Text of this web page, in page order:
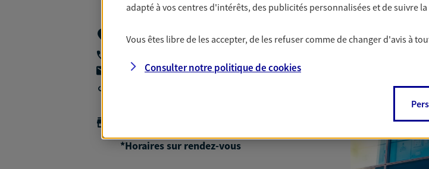
Lamballe Armor
agencea2p.hassan.dabchy@axa.fr
*Horaires sur rendez-vous
adapté à vos centres d'intérêts, des publicités personnalisées et de suivre
Vous êtes libre de les accepter, de les refuser comme de changer d'avis à
Consulter notre politique decookies